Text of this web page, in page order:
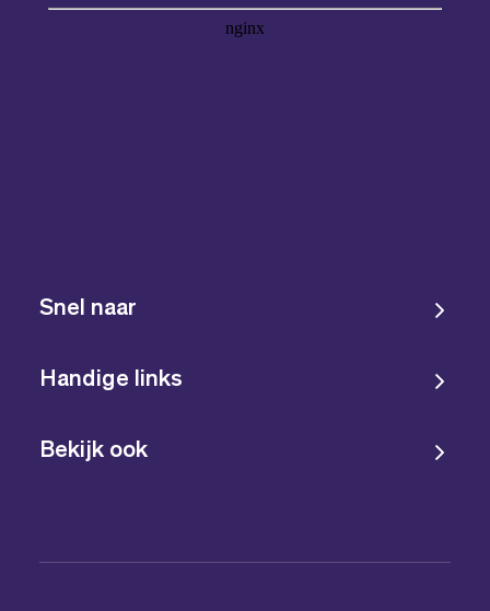
Snel naar
Handige links
Bekijk ook